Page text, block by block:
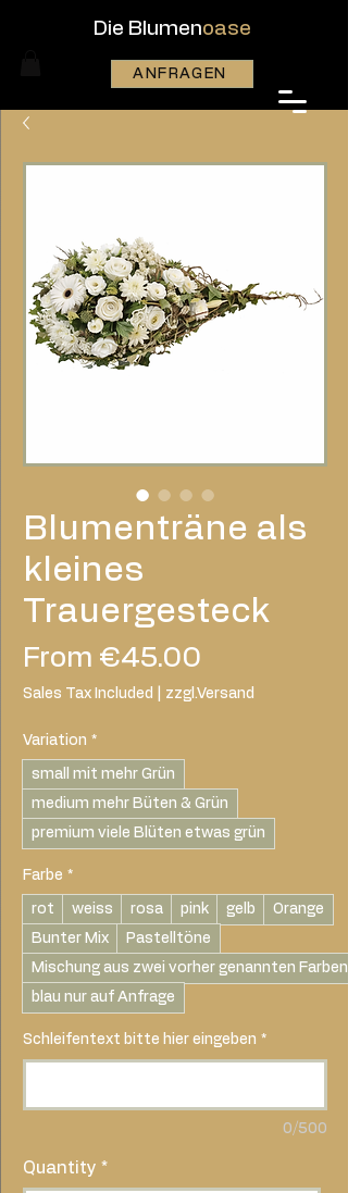
Die Blumenoase
ANFRAGEN
Blumenträne als
kleines
Trauergesteck
From €45.00
Price
Sales Tax Included zzgl.Versand
Variation *
small mit mehr Grün
medium mehr Büten & Grün
premium viele Blüten etwas grün
Farbe *
rot weiss rosa pink gelb
Orange
Bunter Mix
Pastelltöne
Mischung aus zwei vorher genannten Farben
blau nur auf Anfrage
Schleifentext bitte hier eingeben *
0/500
Quantity *